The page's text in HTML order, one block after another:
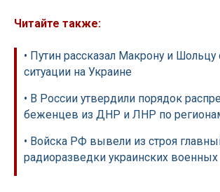
Читайте также:
• Путин рассказал Макрону и Шольцу
ситуации на Украине
• В России утвердили порядок
беженцев из ДНР и ЛНР по
• Войска РФ вывели из строя
радиоразведки украинских военных